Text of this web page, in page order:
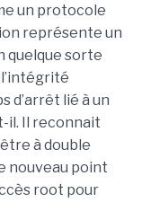
un protocole
représente un
quelque sorte
d’arrêt lié à un
il. Il reconnait
à double
nouveau point
root pour